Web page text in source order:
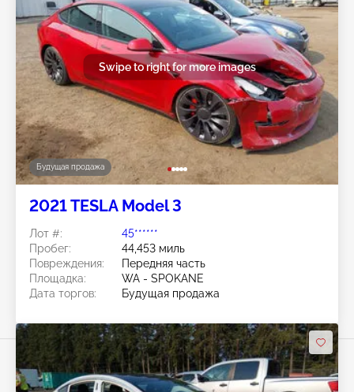
Будущая продажа
Swipe to right for more images
2021 TESLA Model 3
Лот #:
45******
Пробег:
44,453 миль
Повреждения:
Передняя часть
Площадка:
WA - SPOKANE
Дата торгов:
Будущая продажа